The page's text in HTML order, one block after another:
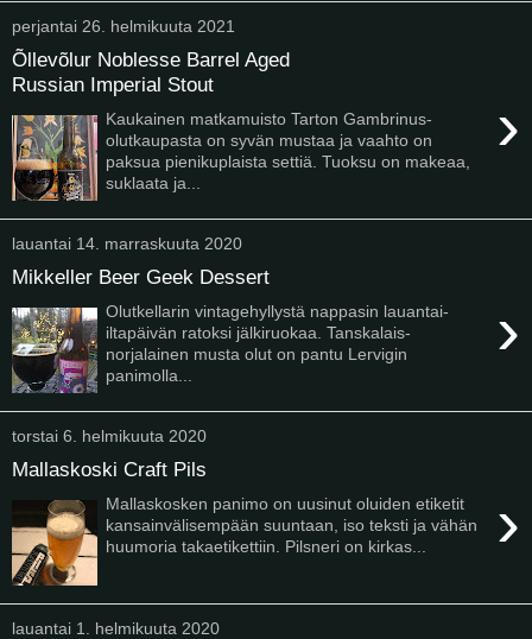
perjantai 26. helmikuuta 2021
Õllevõlur Noblesse Barrel Aged
Russian Imperial Stout
›
Kaukainen matkamuisto Tarton Gambrinus-
olutkaupasta on syvän mustaa ja vaahto on
paksua pienikuplaista settiä. Tuoksu on makeaa,
suklaata ja...
lauantai 14. marraskuuta 2020
Mikkeller Beer Geek Dessert
›
Olutkellarin vintagehyllystä nappasin lauantai-
iltapäivän ratoksi jälkiruokaa. Tanskalais-
norjalainen musta olut on pantu Lervigin
panimolla...
torstai 6. helmikuuta 2020
Mallaskoski Craft Pils
›
Mallaskosken panimo on uusinut oluiden etiketit
kansainvälisempään suuntaan, iso teksti ja vähän
huumoria takaetikettiin. Pilsneri on kirkas...
lauantai 1. helmikuuta 2020